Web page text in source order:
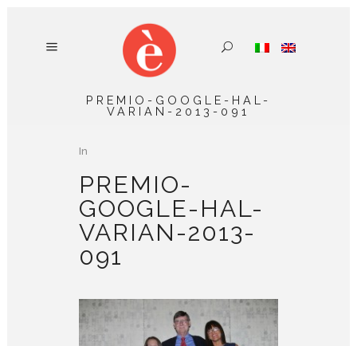
PREMIO-GOOGLE-HAL-
VARIAN-2013-091
In
PREMIO-
GOOGLE-HAL-
VARIAN-2013-
091